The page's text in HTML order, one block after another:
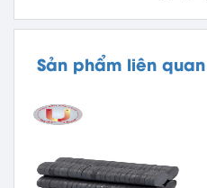
Sản phẩm liên quan